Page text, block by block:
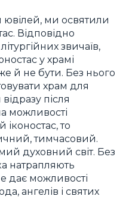
ми освятили
Відповідно
звичаїв,
у храмі
й не бути. Без нього
храм для
після
можливості
то
тимчасовий.
духовний світ. Без
натрапляють
дає можливості
ангелів і святих